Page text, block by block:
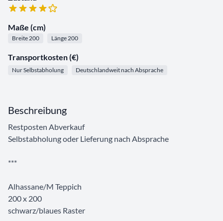
Maße (cm)
Breite 200 Länge 200
Transportkosten (€)
Nur Selbstabholung Deutschlandweit nach Absprache
Beschreibung
Restposten Abverkauf
Selbstabholung oder Lieferung nach Absprache
***
Alhassane/M Teppich
200 x 200
schwarz/blaues Raster